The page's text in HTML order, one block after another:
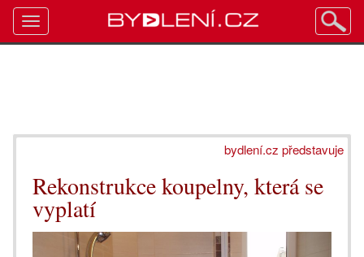
bydlení.cz představuje
Rekonstrukce koupelny, která se
vyplatí
Toggle
navigation